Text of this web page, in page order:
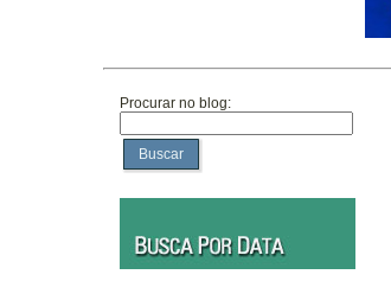
Procurar no blog:
Buscar